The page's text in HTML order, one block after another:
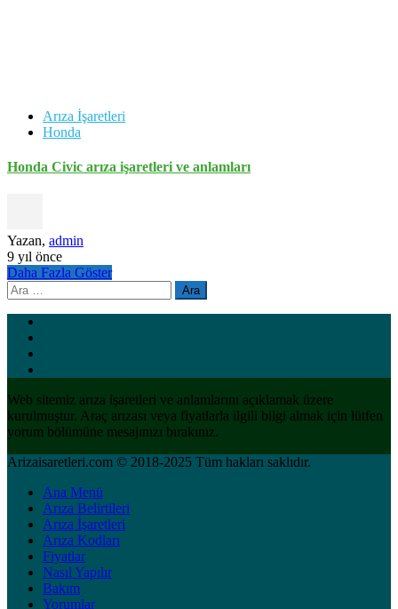
Arıza İşaretleri
Honda
Honda Civic arıza işaretleri ve anlamları
Yazan, admin
9 yıl önce
Daha Fazla Göster
Arama:
Web sitemiz arıza işaretleri ve anlamlarını açıklamak üzere
kurulmuştur. Araç arızası veya fiyatlarla ilgili bilgi almak için lütfen
yorum bölümüne mesajınızı bırakınız.
Arizaisaretleri.com © 2018-2025 Tüm hakları saklıdır.
Ana Menü
Arıza Belirtileri
Arıza İşaretleri
Arıza Kodları
Fiyatlar
Nasıl Yapılır
Bakım
Yorumlar